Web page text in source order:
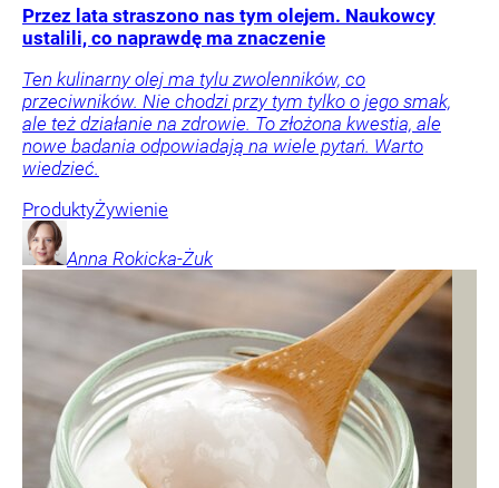
Przez lata straszono nas tym olejem. Naukowcy
ustalili, co naprawdę ma znaczenie
Ten kulinarny olej ma tylu zwolenników, co
przeciwników. Nie chodzi przy tym tylko o jego smak,
ale też działanie na zdrowie. To złożona kwestia, ale
nowe badania odpowiadają na wiele pytań. Warto
wiedzieć.
ProduktyŻywienie
Anna Rokicka-Żuk